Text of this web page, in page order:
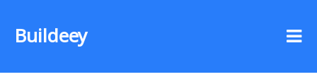
Buildeey